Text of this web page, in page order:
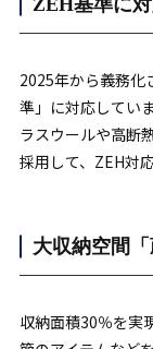
2025年から義務化
準」に対応してい
ラスウールや高断
採用して、ZEH対
大収納空間「
収納面積30％を実